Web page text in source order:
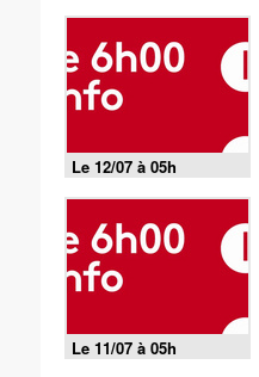
Le 12/07 à 05h
Le 11/07 à 05h